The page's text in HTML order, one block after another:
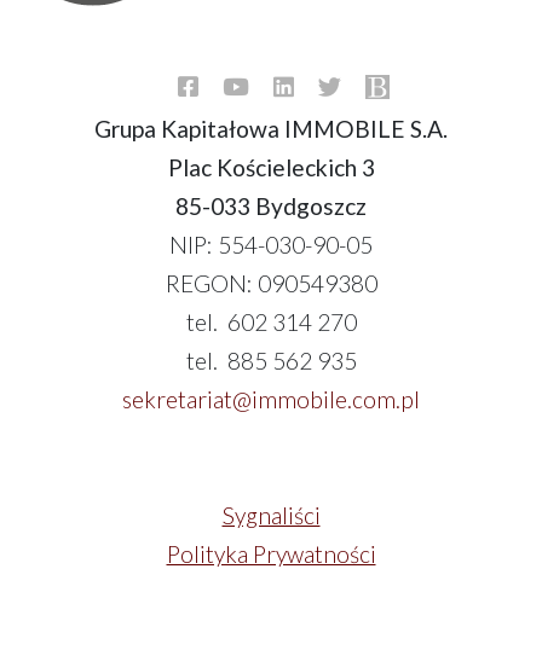
Grupa Kapitałowa IMMOBILE S.A.
Plac Kościeleckich 3
85-033 Bydgoszcz
NIP: 554-030-90-05
REGON: 090549380
tel. 602 314 270
tel. 885 562 935
sekretariat@immobile.com.pl
Sygnaliści
Polityka Prywatności